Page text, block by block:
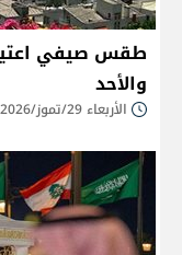
طقس صيفي
والأحد
الأربعاء 29/تموز/2026 - 11:44 ص